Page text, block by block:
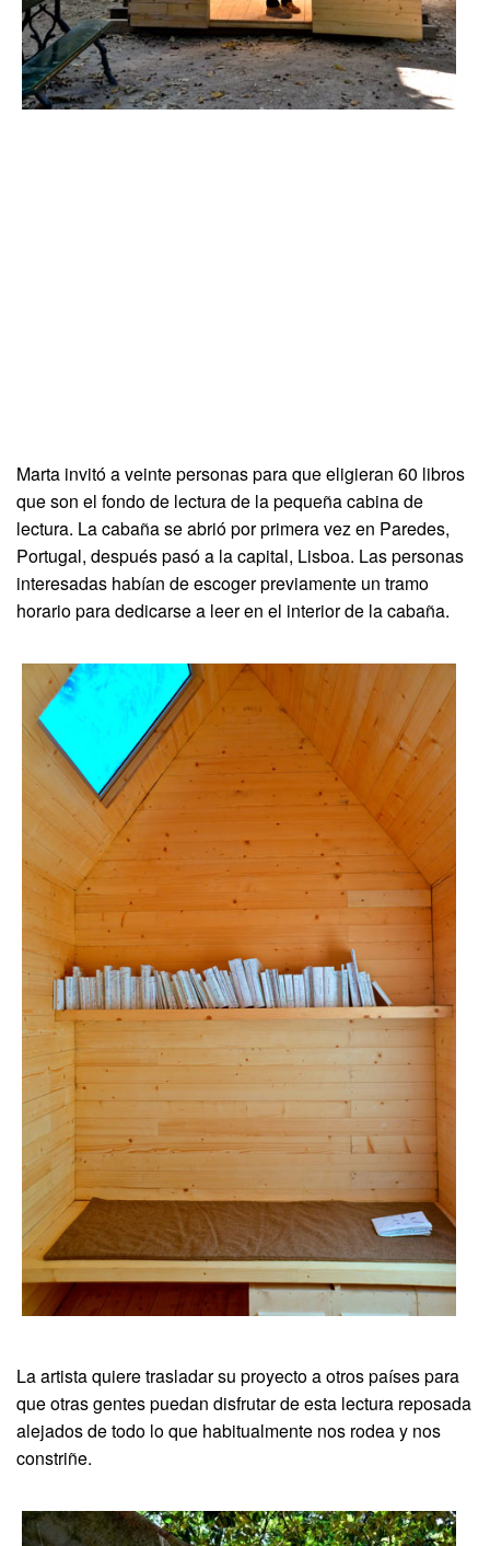
Marta invitó a veinte personas para que eligieran 60 libros
que son el fondo de lectura de la pequeña cabina de
lectura. La cabaña se abrió por primera vez en Paredes,
Portugal, después pasó a la capital, Lisboa. Las personas
interesadas habían de escoger previamente un tramo
horario para dedicarse a leer en el interior de la cabaña.
La artista quiere trasladar su proyecto a otros países para
que otras gentes puedan disfrutar de esta lectura reposada
alejados de todo lo que habitualmente nos rodea y nos
constriñe.